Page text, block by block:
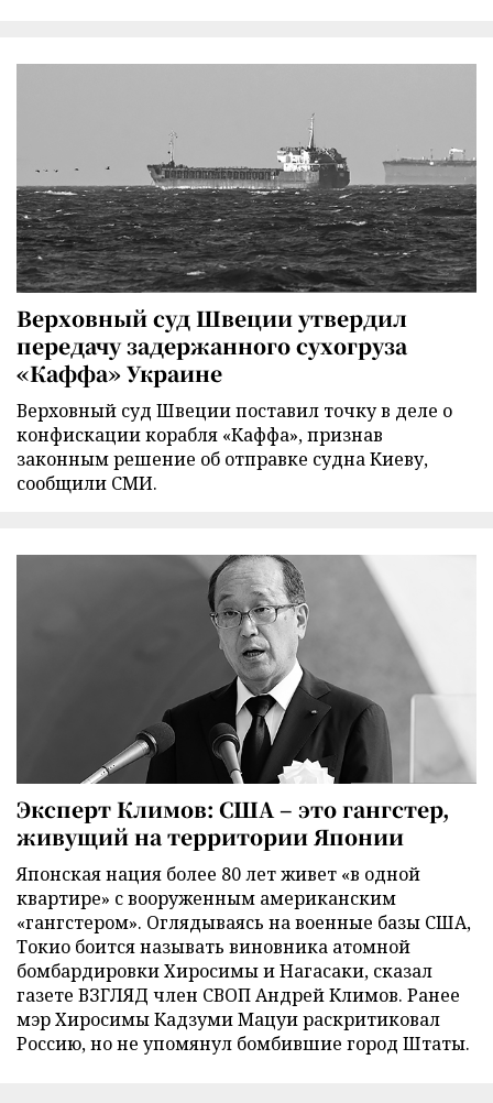
Верховный суд Швеции утвердил
передачу задержанного сухогруза
«Каффа» Украине
Верховный суд Швеции поставил точку в деле о
конфискации корабля «Каффа», признав
законным решение об отправке судна Киеву,
сообщили СМИ.
Эксперт Климов: США – это гангстер,
живущий на территории Японии
Японская нация более 80 лет живет «в одной
квартире» с вооруженным американским
«гангстером». Оглядываясь на военные базы США,
Токио боится называть виновника атомной
бомбардировки Хиросимы и Нагасаки, сказал
газете ВЗГЛЯД член СВОП Андрей Климов. Ранее
мэр Хиросимы Кадзуми Мацуи раскритиковал
Россию, но не упомянул бомбившие город Штаты.